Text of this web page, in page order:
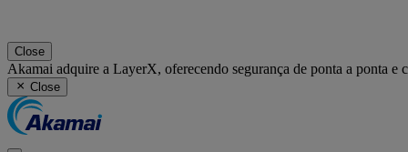
Close
Akamai adquire a LayerX, oferecendo segurança de ponta a ponta
Close